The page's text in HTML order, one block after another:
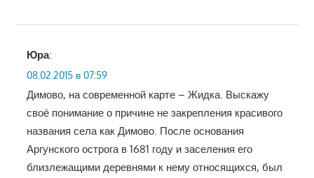
Юра:
08.02.2015 в 07:59
Димово, на современной карте – Жидка. Выскажу
своё понимание о причине не закрепления красивого
названия села как Димово. После основания
Аргунского острога в 1681 году и заселения его
близлежащими деревнями к нему относящихся, был